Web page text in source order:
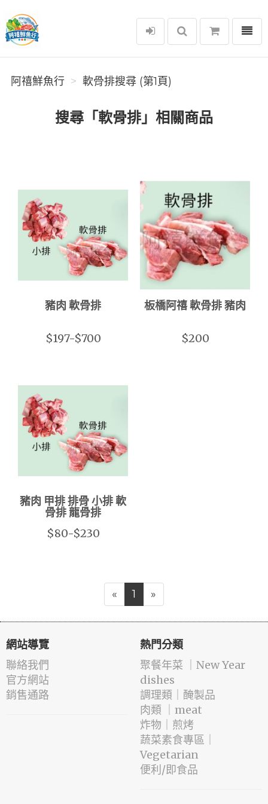
阿禧鮮魚行
選單
阿禧鮮魚行 軟骨排搜尋 (第1頁)
搜尋「軟骨排」相關商品
豬肉 軟骨排
$197-$700
板橋阿禧 軟骨排 豬肉
$200
豬肉 甲排 排骨 小排 軟
骨排 龍骨排
$80-$230
« 1 »
網站導覽
聯絡我們
官方網站
銷售通路
熱門分類
️聚餐年菜 ｜New Year
dishes
️調理類｜醃製品
肉類 ｜meat
️炸物｜煎烤
蔬菜素食專區｜
Vegetarian
便利/即食品